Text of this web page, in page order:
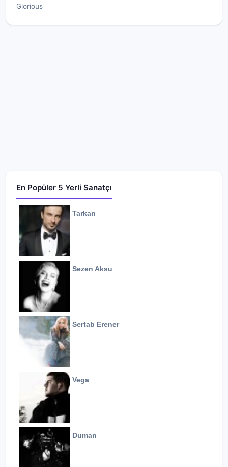
Glorious
En Popüler 5 Yerli Sanatçı
Tarkan
Sezen Aksu
Sertab Erener
Vega
Duman